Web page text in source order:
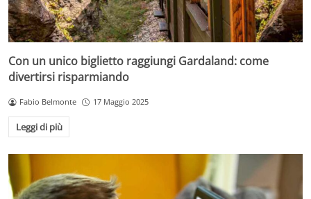
Con un unico biglietto raggiungi Gardaland: come
divertirsi risparmiando
Fabio Belmonte 17 Maggio 2025
Leggi di più